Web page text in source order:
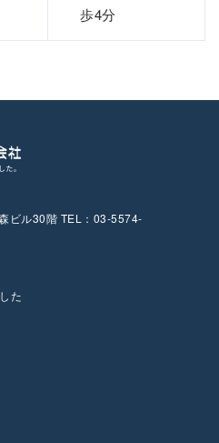
歩4分
ビル30階 TEL：03-5574-
た